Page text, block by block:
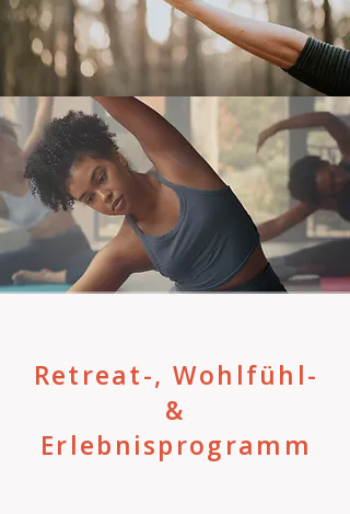
Retreat-, Wohlfühl-
&
Erlebnisprogramm